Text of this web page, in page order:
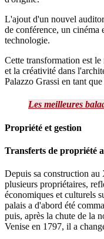
L'ajout d'un nouvel
de conférence, un cinéma
technologie.
Cette transformation est
et la créativité dans
Palazzo Grassi en tant
Les meilleures
Propriété et gestion
Transferts de propriété
Depuis sa construction
plusieurs propriétaires,
économiques et culturels
palais a d'abord été
puis, après la chute de la
Venise en 1797, il a